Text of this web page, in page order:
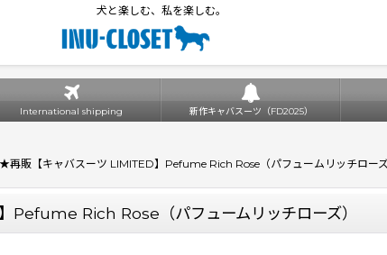
犬と楽しむ、私を楽しむ。
International shipping 新作キャバスーツ（FD2025）
★再販【キャバスーツ LIMITED】Pefume Rich Rose（パフュームリッチローズ
Pefume Rich Rose（パフュームリッチローズ）